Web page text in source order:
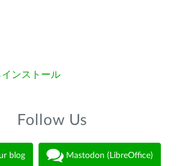
ンストール
Follow Us
blog Mastodon (LibreOffice)